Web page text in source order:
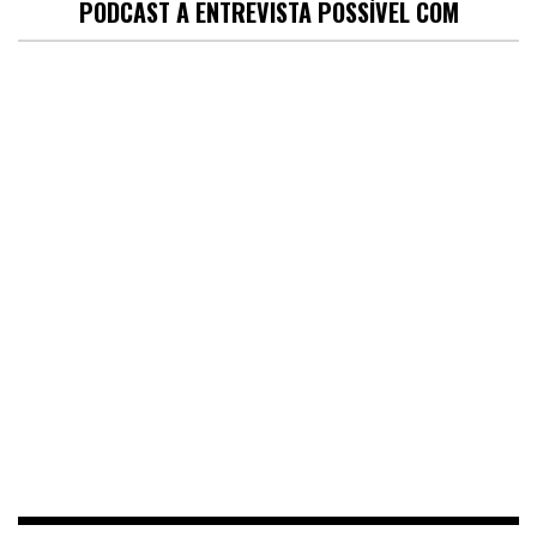
PODCAST A ENTREVISTA POSSÍVEL COM